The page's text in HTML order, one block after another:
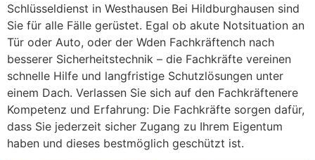
Schlüsseldienst in Westhausen Bei Hildburghausen sind
Sie für alle Fälle gerüstet. Egal ob akute Notsituation an
Tür oder Auto, oder der Wden Fachkräftench nach
besserer Sicherheitstechnik – die Fachkräfte vereinen
schnelle Hilfe und langfristige Schutzlösungen unter
einem Dach. Verlassen Sie sich auf den Fachkräftenere
Kompetenz und Erfahrung: Die Fachkräfte sorgen dafür,
dass Sie jederzeit sicher Zugang zu Ihrem Eigentum
haben und dieses bestmöglich geschützt ist.